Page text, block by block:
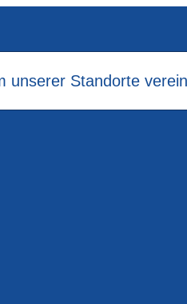
Standorte